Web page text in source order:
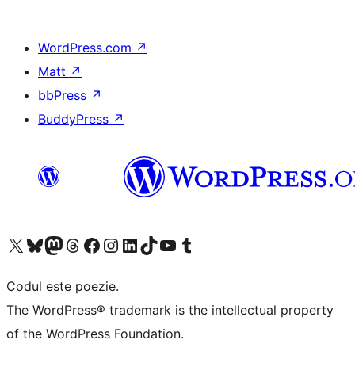
WordPress.com ↗
Matt ↗
bbPress ↗
BuddyPress ↗
Mergi la contul nostru X (fost Twitter)
Vizitează contul nostru Bluesky
Vizitează contul nostru Mastodon
Vizitează contul nostru Threads
Vizitează pagina noastră Facebook
Vizitează-ne pe Instagram
Vizitează-ne pe LinkedIn
Vizitează contul nostru TikTok
Vizitează canalul nostru YouTube
Vizitează contul nostru Tumblr
Codul este poezie.
The WordPress® trademark is the intellectual property
of the WordPress Foundation.